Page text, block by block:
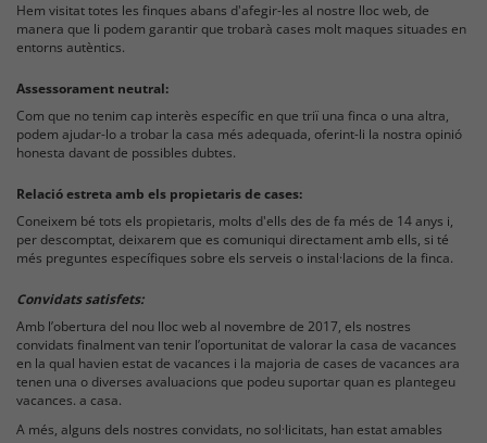
Hem visitat totes les finques abans d'afegir-les al nostre lloc web, de
manera que li podem garantir que trobarà cases molt maques situades en
entorns autèntics.
Assessorament neutral:
Com que no tenim cap interès específic en que triï una finca o una altra,
podem ajudar-lo a trobar la casa més adequada, oferint-li la nostra opinió
honesta davant de possibles dubtes.
Relació estreta amb els propietaris de cases:
Coneixem bé tots els propietaris, molts d'ells des de fa més de 14 anys i,
per descomptat, deixarem que es comuniqui directament amb ells, si té
més preguntes específiques sobre els serveis o instal·lacions de la finca.
Convidats satisfets:
Amb l’obertura del nou lloc web al novembre de 2017, els nostres
convidats finalment van tenir l’oportunitat de valorar la casa de vacances
en la qual havien estat de vacances i la majoria de cases de vacances ara
tenen una o diverses avaluacions que podeu suportar quan es plantegeu
vacances. a casa.
A més, alguns dels nostres convidats, no sol·licitats, han estat amables